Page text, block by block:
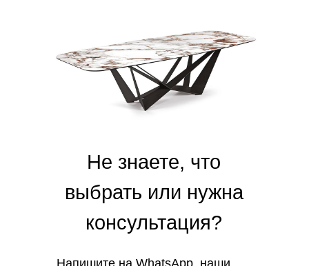
Напишите на WhatsApp , наши
Не знаете, что
выбрать или нужна
консультация?